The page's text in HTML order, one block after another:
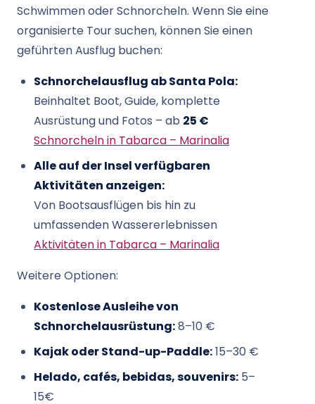
Schwimmen oder Schnorcheln. Wenn Sie eine
organisierte Tour suchen, können Sie einen
geführten Ausflug buchen:
Schnorchelausflug ab Santa Pola:
Beinhaltet Boot, Guide, komplette
Ausrüstung und Fotos – ab 25 €
Schnorcheln in Tabarca – Marinalia
Alle auf der Insel verfügbaren
Aktivitäten anzeigen:
Von Bootsausflügen bis hin zu
umfassenden Wassererlebnissen
Aktivitäten in Tabarca – Marinalia
Weitere Optionen:
Kostenlose Ausleihe von
Schnorchelausrüstung:8–10 €
Kajak oder Stand-up-Paddle:15–30 €
Helado, cafés, bebidas, souvenirs: 5–
15€